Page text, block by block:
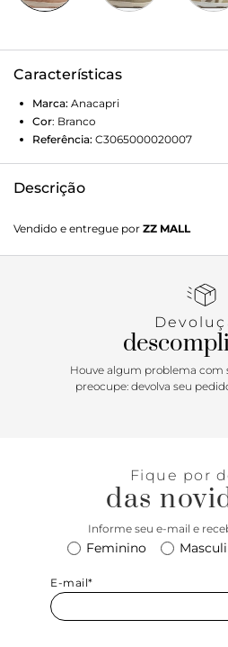
Características
Marca: Anacapri
Cor: Branco
Referência: C3065000020007
Descrição
emborrachado e tratorado
design de costura pesponto nas
em suede aplicadas na lingueta,
aplicação de peça recortada com
tag lateral marrom Anacapri.
Porque Apostar: Um tênis para
modelo garante estabilidade no
suas produções. Para o mood
curta todos os dias de verão! <3
Vendido e entregue por ZZ MALL
Houve algum problema com
preocupe: devolva seu
Fique por
das
Informe seu e-mail e
Feminino
E-mail*